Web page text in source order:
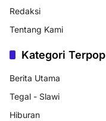
Redaksi
Tentang Kami
Kategori
Berita Utama
Tegal - Slawi
Hiburan